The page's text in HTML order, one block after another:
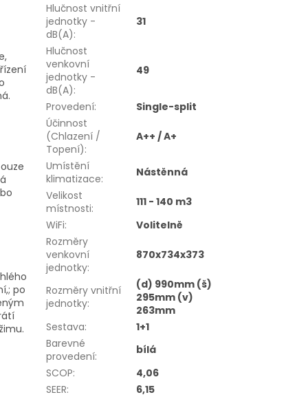
po
Hlučnost vnitřní
jednotky -
dB(A):
31
Hlučnost
venkovní
jednotky -
dB(A):
49
Provedení:
Single-split
Účinnost
(Chlazení /
Topení):
A++ / A+
Umístění
klimatizace:
Nástěnná
Velikost
místnosti:
111 - 140 m3
WiFi:
Volitelně
Rozměry
venkovní
jednotky:
870x734x373
Rozměry vnitřní
jednotky:
(d) 990mm (š)
295mm (v)
263mm
Sestava:
1+1
Barevné
provedení:
bílá
SCOP:
4,06
SEER: 6,15